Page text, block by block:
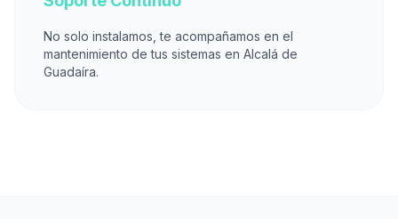
No solo instalamos, te acompañamos en el
mantenimiento de tus sistemas en Alcalá de
Guadaíra.